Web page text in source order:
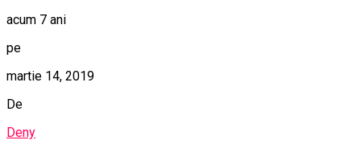
acum 7 ani
pe
martie 14, 2019
De
Deny